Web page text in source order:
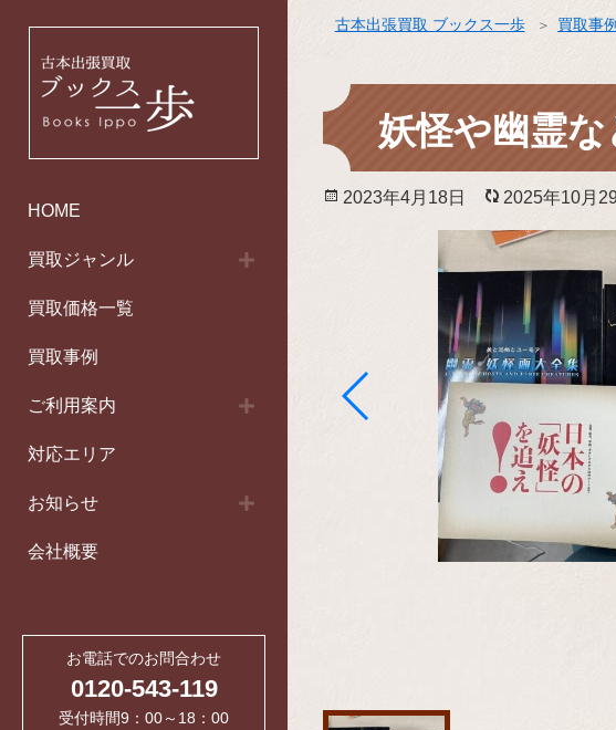
HOME
買取ジャンル
買取価格一覧
買取事例
ご利用案内
対応エリア
お知らせ
会社概要
お電話でのお問合わせ
0120-543-119
受付時間9：00～18：00
古本出張買取 ブックス一歩 買取事例
妖怪や幽霊
投
2023年4月18日
更
新
2025年10月